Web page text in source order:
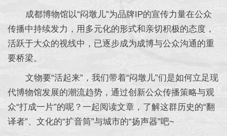
成都博物馆以“闷墩儿”为品牌IP的宣传力量在公众
传播中持续发力，用多元化的形式和亲切积极的态度，
活跃于大众的视线中，已逐步成为成博与公众沟通的重
要桥梁。
文物要“活起来”，我们带着“闷墩儿”们是如何立足现
代博物馆发展的潮流趋势，通过创新公众传播策略与观
众“打成一片”的呢？一起阅读文章，了解这群历史的“翻
译者”、文化的“扩音筒”与城市的“扬声器”吧~